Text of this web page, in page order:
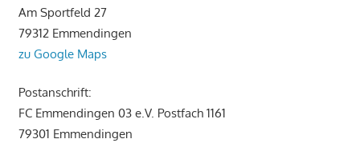
Am Sportfeld 27
79312 Emmendingen
zu Google Maps
Postanschrift:
FC Emmendingen 03 e.V. Postfach 1161
79301 Emmendingen